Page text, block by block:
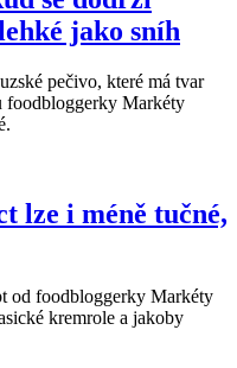
jako sníh
pečivo, které má tvar
foodbloggerky Markéty
lze i méně tučné,
od foodbloggerky Markéty
kremrole a jakoby